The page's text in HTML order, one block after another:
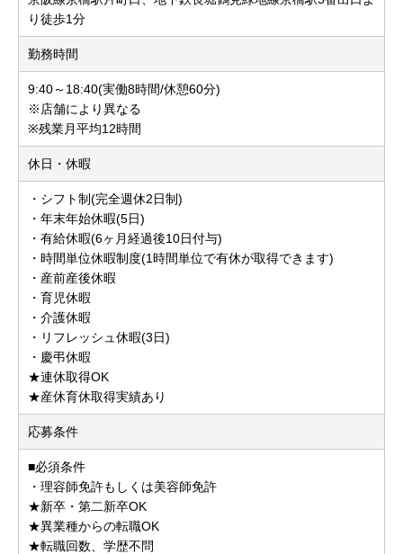
り徒歩1分
勤務時間
9:40～18:40(実働8時間/休憩60分)
※店舗により異なる
※残業月平均12時間
休日・休暇
・シフト制(完全週休2日制)
・年末年始休暇(5日)
・有給休暇(6ヶ月経過後10日付与)
・時間単位休暇制度(1時間単位で有休が取得できます)
・産前産後休暇
・育児休暇
・介護休暇
・リフレッシュ休暇(3日)
・慶弔休暇
★連休取得OK
★産休育休取得実績あり
応募条件
■必須条件
・理容師免許もしくは美容師免許
★新卒・第二新卒OK
★異業種からの転職OK
★転職回数、学歴不問